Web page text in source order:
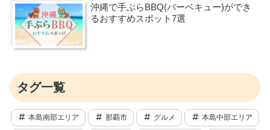
沖縄で手ぶらBBQ(バーベキュー)ができ
るおすすめスポット7選
タグ一覧
本島南部エリア 那覇市 グルメ 本島中部エリア